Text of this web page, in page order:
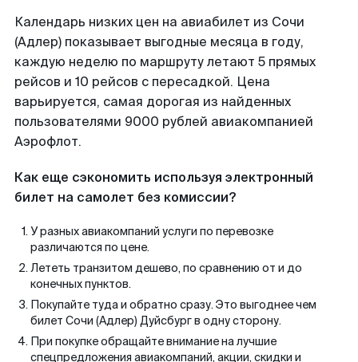
Календарь низких цен на авиабилет из Сочи
(Адлер) показывает выгодные месяца в году,
каждую неделю по маршруту летают 5 прямых
рейсов и 10 рейсов с пересадкой. Цена
варьируется, самая дорогая из найденных
пользователями 9000 рублей авиакомпанией
Аэрофлот.
Как еще сэкономить используя электронный
билет на самолет без комиссии?
У разных авиакомпаний услуги по перевозке
различаются по цене.
Лететь транзитом дешево, по сравнению от и до
конечных пунктов.
Покупайте туда и обратно сразу. Это выгоднее чем
билет Сочи (Адлер) Дуйсбург в одну сторону.
При покупке обращайте внимание на лучшие
спецпредложения авиакомпаний, акции, скидки и